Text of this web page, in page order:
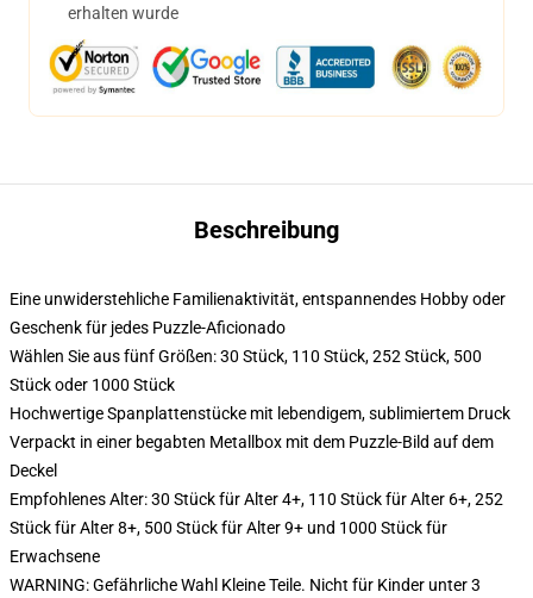
erhalten wurde
Beschreibung
Eine unwiderstehliche Familienaktivität, entspannendes Hobby oder
Geschenk für jedes Puzzle-Aficionado
Wählen Sie aus fünf Größen: 30 Stück, 110 Stück, 252 Stück, 500
Stück oder 1000 Stück
Hochwertige Spanplattenstücke mit lebendigem, sublimiertem Druck
Verpackt in einer begabten Metallbox mit dem Puzzle-Bild auf dem
Deckel
Empfohlenes Alter: 30 Stück für Alter 4+, 110 Stück für Alter 6+, 252
Stück für Alter 8+, 500 Stück für Alter 9+ und 1000 Stück für
Erwachsene
WARNING: Gefährliche Wahl Kleine Teile. Nicht für Kinder unter 3